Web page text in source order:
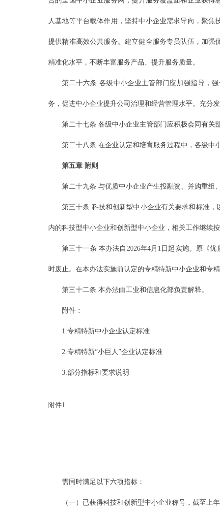
人基地等平台载体作用，坚持中小企业需求导向，聚
提供精准高效公共服务。建立健全服务专员队伍，加
精准化水平，不断丰富服务产品、提升服务质量。
第二十六条 各级中小企业主管部门应加强指导，
务，促进中小企业提升公司治理和经营管理水平。充分
第二十七条 各级中小企业主管部门应积极会同有关
第二十八条 在企业认定和培育服务过程中，各级中
第五章 附则
第二十九条 与优质中小企业产生投融资、并购重组
第三十条 科技和创新型中小企业有关要求和标准
内的科技型中小企业和创新型中小企业，相关工作继续
第三十一条 本办法自2026年4月1日起实施。原《
时废止。在本办法实施前认定的专精特新中小企业和专
第三十二条 本办法由工业和信息化部负责解释。
附件：
1.专精特新中小企业认定标准
2.专精特新“小巨人”企业认定标准
3.部分指标和要求说明
附件1
需同时满足以下六项指标：
（一）已获得科技和创新型中小企业称号，截至上